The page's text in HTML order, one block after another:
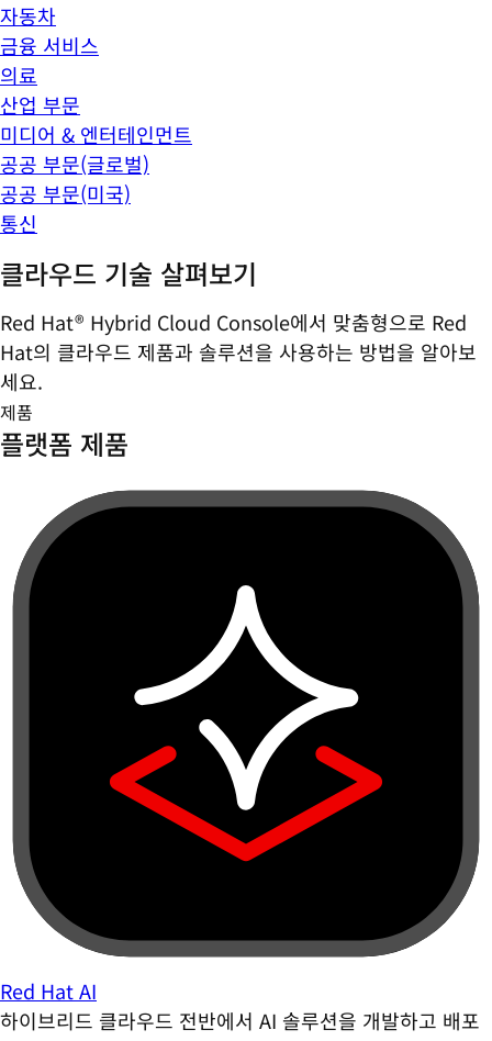
자동차
금융 서비스
의료
산업 부문
미디어 & 엔터테인먼트
공공 부문(글로벌)
공공 부문(미국)
통신
클라우드 기술 살펴보기
Red Hat® Hybrid Cloud Console에서 맞춤형으로 Red
Hat의 클라우드 제품과 솔루션을 사용하는 방법을 알아보
세요.
제품
플랫폼 제품
Red Hat AI
하이브리드 클라우드 전반에서 AI 솔루션을 개발하고 배포